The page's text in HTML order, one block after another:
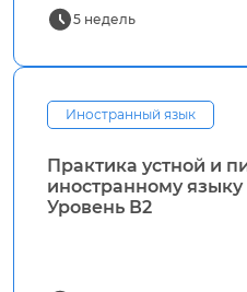
5 недель
Иностранный язык
Практика устной и
иностранному языку
Уровень В2